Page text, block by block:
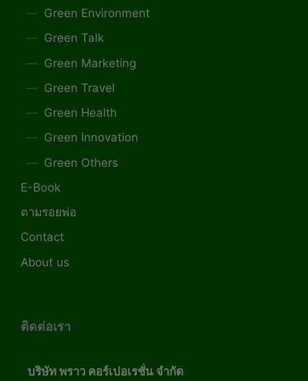
Green Environment
Green Talk
Green Marketing
Green Travel
Green Health
Green Innovation
Green Others
E-Book
ตามรอยพ่อ
Contact
About us
ติดต่อเรา
บริษัท พราว คอร์เปอเรชั่น จำกัด